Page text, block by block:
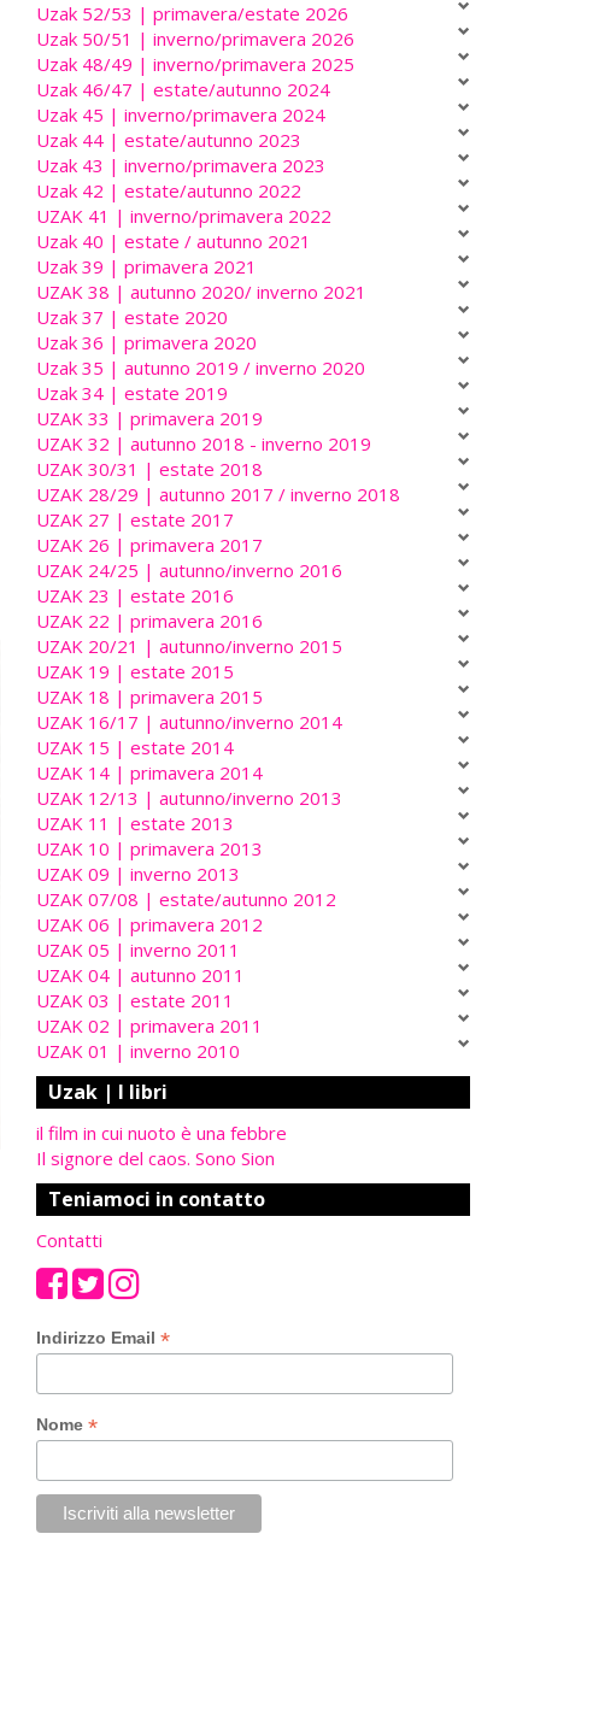
Uzak 52/53 | primavera/estate 2026
Uzak 50/51 | inverno/primavera 2026
Uzak 48/49 | inverno/primavera 2025
Uzak 46/47 | estate/autunno 2024
Uzak 45 | inverno/primavera 2024
Uzak 44 | estate/autunno 2023
Uzak 43 | inverno/primavera 2023
Uzak 42 | estate/autunno 2022
UZAK 41 | inverno/primavera 2022
Uzak 40 | estate / autunno 2021
Uzak 39 | primavera 2021
UZAK 38 | autunno 2020/ inverno 2021
Uzak 37 | estate 2020
Uzak 36 | primavera 2020
Uzak 35 | autunno 2019 / inverno 2020
Uzak 34 | estate 2019
UZAK 33 | primavera 2019
UZAK 32 | autunno 2018 - inverno 2019
UZAK 30/31 | estate 2018
UZAK 28/29 | autunno 2017 / inverno 2018
UZAK 27 | estate 2017
UZAK 26 | primavera 2017
UZAK 24/25 | autunno/inverno 2016
UZAK 23 | estate 2016
UZAK 22 | primavera 2016
UZAK 20/21 | autunno/inverno 2015
UZAK 19 | estate 2015
UZAK 18 | primavera 2015
UZAK 16/17 | autunno/inverno 2014
UZAK 15 | estate 2014
UZAK 14 | primavera 2014
UZAK 12/13 | autunno/inverno 2013
UZAK 11 | estate 2013
UZAK 10 | primavera 2013
UZAK 09 | inverno 2013
UZAK 07/08 | estate/autunno 2012
UZAK 06 | primavera 2012
UZAK 05 | inverno 2011
UZAK 04 | autunno 2011
UZAK 03 | estate 2011
UZAK 02 | primavera 2011
UZAK 01 | inverno 2010
Uzak | I libri
il film in cui nuoto è una febbre
Il signore del caos. Sono Sion
Teniamoci in contatto
Contatti
Indirizzo Email *
Nome *